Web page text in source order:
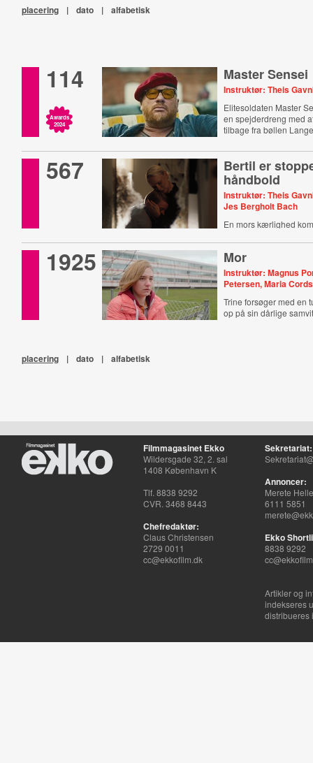
placering | dato | alfabetisk
114
Awards
2024
Master Sensei
Instruktør: Theis
Elitesoldaten Master
en spejderdreng med
tilbage fra bøllen
567 Bertil er
håndbold
Instruktør: Theis
Jes Bergholt Bach
En mors kærlighed
1925 Mor
Instruktør: Magnus
Petersen, Maria
Trine forsøger med en
op på sin dårlige
placering | dato | alfabetisk
Filmmagasinet Ekko
Wildersgade 32, 2. sal
1408 København K
Tlf. 8838 9292
CVR. 3468 8443
Chefredaktør:
Claus Christensen
2729 0011
cc@ekkofilm.dk
Sekretariat:
Annoncer:
Merete
6111 5851
Ekko
8838 9292
Artikler og
indekseres
distribueres